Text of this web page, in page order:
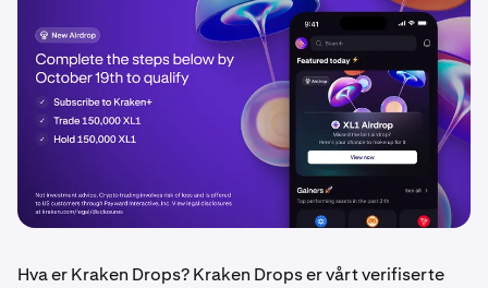
Hva er Kraken Drops? Kraken Drops er vårt verifiserte